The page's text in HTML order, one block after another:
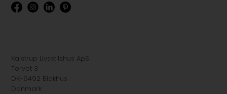
Kalstrup Livsstilshus ApS
Torvet 3
DK-9492 Blokhus
Danmark